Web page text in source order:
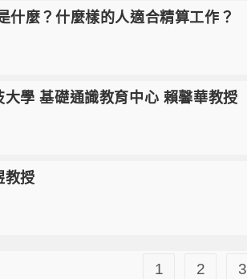
什麼？什麼樣的人適合精算工作？
大學 基礎通識教育中心 賴馨華教授
教授
1 2 3